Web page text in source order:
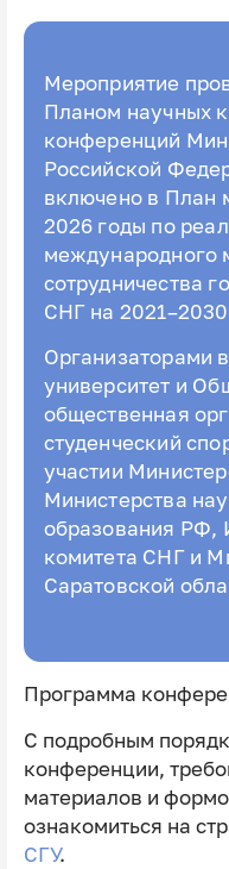
Мероприятие
Планом научных
конференций
Российской
включено в План
2026 годы по
международного
сотрудничества
СНГ на
Организаторами
университет и
общественная
студенческий
участии
Министерства
образования РФ,
комитета СНГ и
Саратовской
Программа
С подробным
конференции,
материалов и
ознакомиться на
СГУ.